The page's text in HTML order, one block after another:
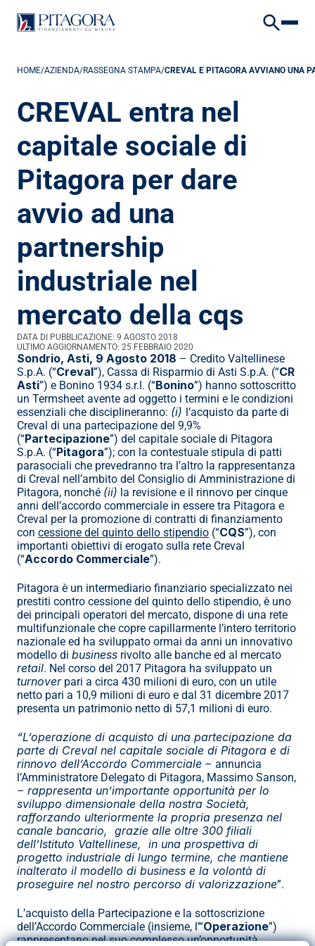
VAI AL CONTENUTO
VAI AL FOOTER
HOME/AZIENDA/RASSEGNA STAMPA/CREVAL E PITAGORA AVVIANO UNA
CREVAL entra nel
capitale sociale di
Pitagora per dare
avvio ad una
partnership
industriale nel
mercato della cqs
DATA DI PUBBLICAZIONE: 9 AGOSTO 2018
ULTIMO AGGIORNAMENTO: 25 FEBBRAIO 2020
Sondrio, Asti, 9 Agosto 2018 – Credito Valtellinese
S.p.A. (“Creval”), Cassa di Risparmio di Asti S.p.A. (“CR
Asti”) e Bonino 1934 s.r.l. (“Bonino”) hanno sottoscritto
un Termsheet avente ad oggetto i termini e le condizioni
essenziali che disciplineranno: (i) l’acquisto da parte di
Creval di una partecipazione del 9,9%
(“Partecipazione”) del capitale sociale di Pitagora
S.p.A. (“Pitagora”); con la contestuale stipula di patti
parasociali che prevedranno tra l’altro la rappresentanza
di Creval nell’ambito del Consiglio di Amministrazione di
Pitagora, nonché (ii) la revisione e il rinnovo per cinque
anni dell’accordo commerciale in essere tra Pitagora e
Creval per la promozione di contratti di finanziamento
con cessione del quinto dello stipendio (“CQS”), con
importanti obiettivi di erogato sulla rete Creval
(“Accordo Commerciale”).
Pitagora è un intermediario finanziario specializzato nei
prestiti contro cessione del quinto dello stipendio, è uno
dei principali operatori del mercato, dispone di una rete
multifunzionale che copre capillarmente l’intero territorio
nazionale ed ha sviluppato ormai da anni un innovativo
modello di business
retail
turnover pari a circa 430 milioni di euro, con un utile
netto pari a 10,9 milioni di euro e dal 31 dicembre 2017
presenta un patrimonio netto di 57,1 milioni di euro.
“L’operazione di acquisto di una partecipazione da
parte di Creval nel capitale sociale di Pitagora e di
rinnovo dell’Accordo Commerciale – annuncia
l’Amministratore Delegato di Pitagora, Massimo Sanson,
– rappresenta un’importante opportunità per lo
sviluppo dimensionale della nostra Società,
rafforzando ulteriormente la propria presenza nel
canale bancario,  grazie alle oltre 300 filiali
dell’Istituto Valtellinese,  in una prospettiva di
progetto industriale di lungo termine, che mantiene
inalterato il modello di business e la volontà di
proseguire nel nostro percorso di valorizzazione”.
L’acquisto della Partecipazione e la sottoscrizione
dell’Accordo Commerciale (insieme, l’“Operazione”)
rappresentano nel suo complesso un’opportunità